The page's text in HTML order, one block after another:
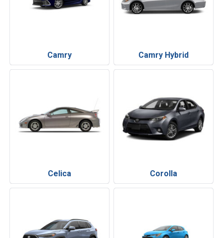
Camry Camry Hybrid
Celica Corolla